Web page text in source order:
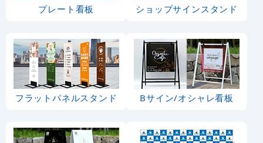
プレート看板 ショップサインスタンド
フラットパネルスタンド Bサイン/オシャレ看板